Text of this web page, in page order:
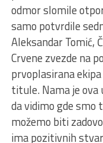
odmor slomile
samo potvrdile
Aleksandar Tomić,
Crvene zvezde na
prvoplasirana
titule. Nama je ova
da vidimo gde smo
možemo biti
ima pozitivnih